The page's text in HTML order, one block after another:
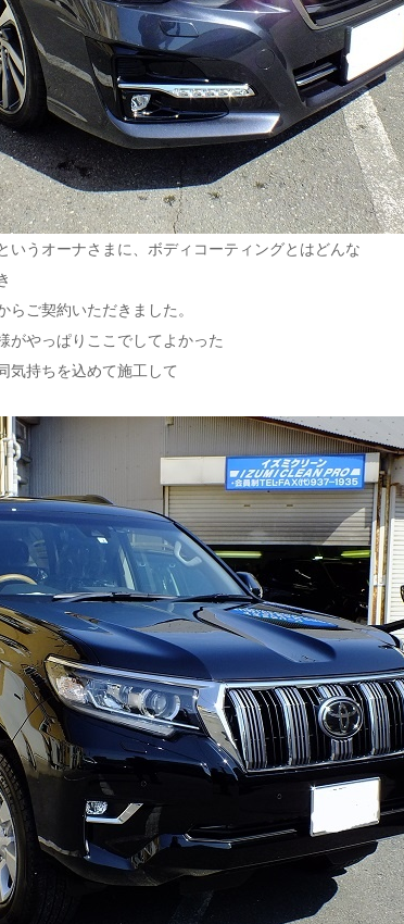
いうオーナさまに、ボディ コーティングとはどんな
ご契約いただきました。
がやっぱりここでしてよかった
気持ちを込めて施工して